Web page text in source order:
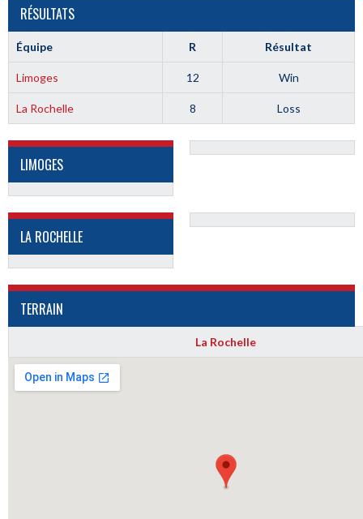
RÉSULTATS
Équipe R Résultat
Limoges 12 Win
La Rochelle 8 Loss
LIMOGES
LA ROCHELLE
TERRAIN
La Rochelle